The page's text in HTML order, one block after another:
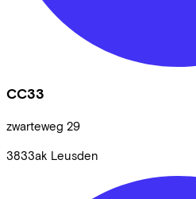
CC33
zwarteweg 29
3833ak Leusden